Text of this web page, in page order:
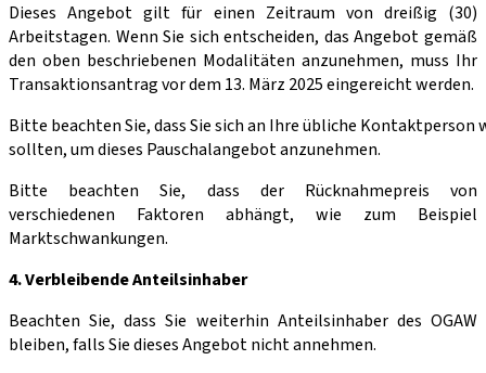
Dieses Angebot gilt für einen Zeitraum von dreißig (30)
Arbeitstagen. Wenn Sie sich entscheiden, das Angebot gemäß
den oben beschriebenen Modalitäten anzunehmen, muss Ihr
Transaktionsantrag vor dem 13. März 2025 eingereicht werden.
Bitte beachten Sie, dass Sie sich an Ihre übliche
sollten, um dieses Pauschalangebot anzunehmen.
Bitte beachten Sie, dass der Rücknahmepreis von
verschiedenen Faktoren abhängt, wie zum Beispiel
Marktschwankungen.
4. Verbleibende Anteilsinhaber
Beachten Sie, dass Sie weiterhin Anteilsinhaber des OGAW
bleiben, falls Sie dieses Angebot nicht annehmen.